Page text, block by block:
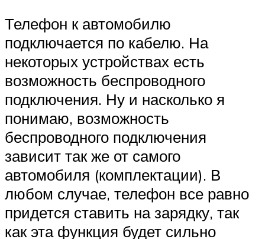
Телефон к автомобилю
подключается по кабелю. На
некоторых устройствах есть
возможность беспроводного
подключения. Ну и насколько я
понимаю, возможность
беспроводного подключения
зависит так же от самого
автомобиля (комплектации). В
любом случае, телефон все равно
придется ставить на зарядку, так
как эта функция будет сильно